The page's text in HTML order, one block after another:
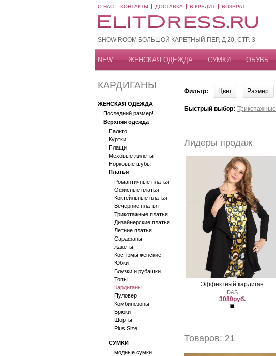
О НАС КОНТАКТЫ ДОСТАВКА В КРЕДИТ ВОЗВРАТ
SHOW ROOM БОЛЬШОЙ КАРЕТНЫЙ ПЕР, Д 20, СТР. 3
NEW ЖЕНСКАЯ ОДЕЖДА СУМКИ ОБУВЬ
КАРДИГАНЫ
ЖЕНСКАЯ ОДЕЖДА
Последний размер!
Верхняя одежда
Пальто
Куртки
Плащи
Меховые жилеты
Норковые шубы
Платья
Романтичные платья
Офисные платья
Коктейльные платья
Вечерние платья
Трикотажные платья
Дизайнерские платья
Летние платья
Сарафаны
жакеты
Костюмы женские
Юбки
Блузки и рубашки
Топы
Кардиганы
Пуловер
Комбинезоны
Брюки
Шорты
Plus Size
СУМКИ
модные сумки
Фильтр: Цвет Размер
Быстрый выбор: Трикотажные
Лидеры продаж
Эффектный кардиган
D&S
3080руб.
Товаров: 21